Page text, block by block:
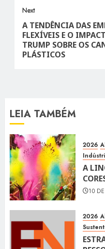
Next
Next
post:
A TENDÊNCIA DAS
FLEXÍVEIS E O
TRUMP SOBRE OS
PLÁSTICOS
LEIA TAMBÉM
2026
A
10
2026